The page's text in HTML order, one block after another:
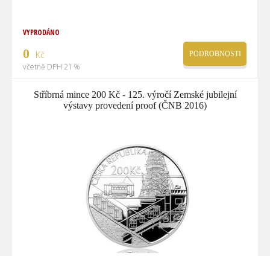
VYPRODÁNO
0 Kč
včetně DPH 21 %
PODROBNOSTI
Stříbrná mince 200 Kč - 125. výročí Zemské jubilejní
výstavy provedení proof (ČNB 2016)